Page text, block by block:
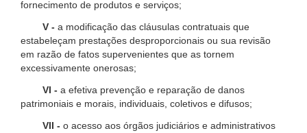
fornecimento de produtos e serviços;
V - a modificação das cláusulas contratuais que
estabeleçam prestações desproporcionais ou sua revisão
em razão de fatos supervenientes que as tornem
excessivamente onerosas;
VI - a efetiva prevenção e reparação de danos
patrimoniais e morais, individuais, coletivos e difusos;
VII - o acesso aos órgãos judiciários e administrativos